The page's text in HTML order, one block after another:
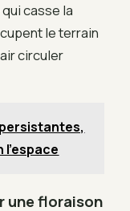
casse la
le terrain
circuler
une floraison